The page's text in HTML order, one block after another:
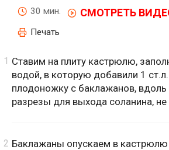
30 мин. СМОТРЕТЬ
Печать
Ставим на плиту кастрюлю,
водой, в которую добавили 1
плодоножку с баклажанов,
разрезы для выхода соланина,
Баклажаны опускаем в